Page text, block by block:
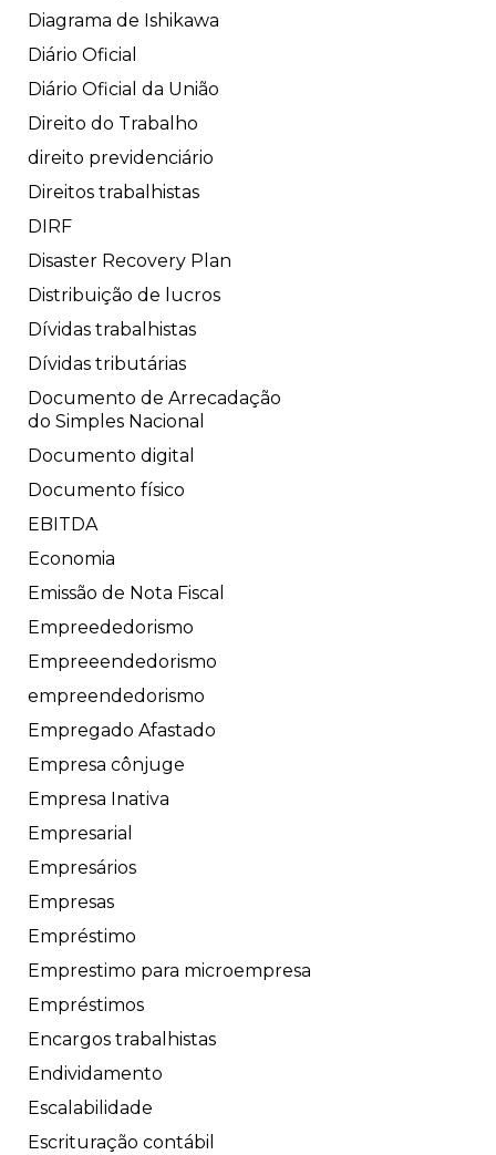
Diagrama de Ishikawa
Diário Oficial
Diário Oficial da União
Direito do Trabalho
direito previdenciário
Direitos trabalhistas
DIRF
Disaster Recovery Plan
Distribuição de lucros
Dívidas trabalhistas
Dívidas tributárias
Documento de Arrecadação
do Simples Nacional
Documento digital
Documento físico
EBITDA
Economia
Emissão de Nota Fiscal
Empreededorismo
Empreeendedorismo
empreendedorismo
Empregado Afastado
Empresa cônjuge
Empresa Inativa
Empresarial
Empresários
Empresas
Empréstimo
Emprestimo para microempresa
Empréstimos
Encargos trabalhistas
Endividamento
Escalabilidade
Escrituração contábil